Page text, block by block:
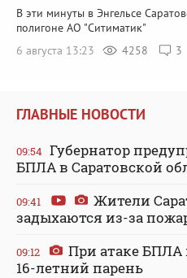
В эти минуты в Энгельсе
полигоне АО "Ситиматик"
6 августа 13:23
4258 3
ГЛАВНЫЕ НОВОСТИ
09:54 Губернатор
БПЛА в Саратовской
09:41
Жители
задыхаются из-за
09:12
При атаке БПЛА
16-летний парень